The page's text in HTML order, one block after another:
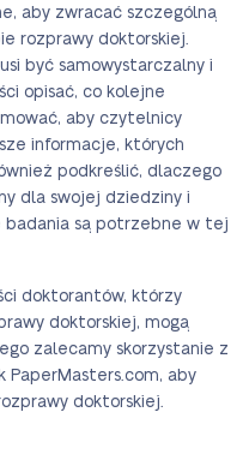
aby zwracać szczególną
rozprawy doktorskiej.
być samowystarczalny i
opisać, co kolejne
aby czytelnicy
informacje, których
podkreślić, dlaczego
dla swojej dziedziny i
badania są potrzebne w tej
doktorantów, którzy
doktorskiej, mogą
zalecamy skorzystanie z
PaperMasters.com, aby
doktorskiej.